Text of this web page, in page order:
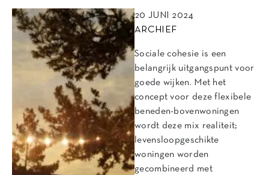
20 JUNI 2024
ARCHIEF
Sociale cohesie is een
belangrijk uitgangspunt voor
goede wijken. Met het
concept voor deze flexibele
beneden-bovenwoningen
wordt deze mix realiteit;
levensloopgeschikte
woningen worden
gecombineerd met